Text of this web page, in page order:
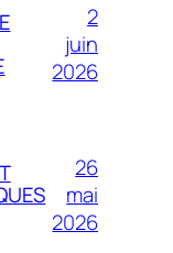
2
juin
2026
26
mai
2026